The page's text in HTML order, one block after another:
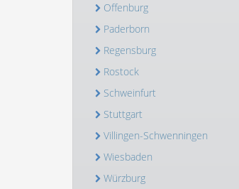
Offenburg
Paderborn
Regensburg
Rostock
Schweinfurt
Stuttgart
Villingen-Schwenningen
Wiesbaden
Würzburg